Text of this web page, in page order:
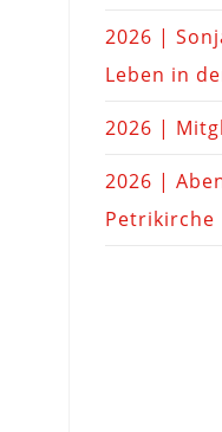
2026 |
Leben in
2026 |
2026 |
Petrikirche